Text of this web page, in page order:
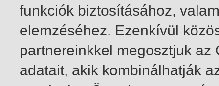
funkciók biztosításához,
elemzéséhez. Ezenkívül
partnereinkkel megosztjuk
adatait, akik kombinálhatják